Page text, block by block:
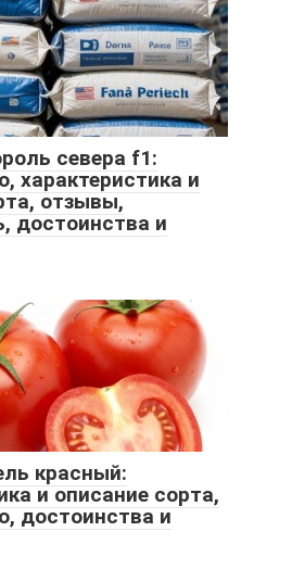
севера f1:
характеристика и
отзывы,
достоинства и
красный:
и описание сорта,
достоинства и